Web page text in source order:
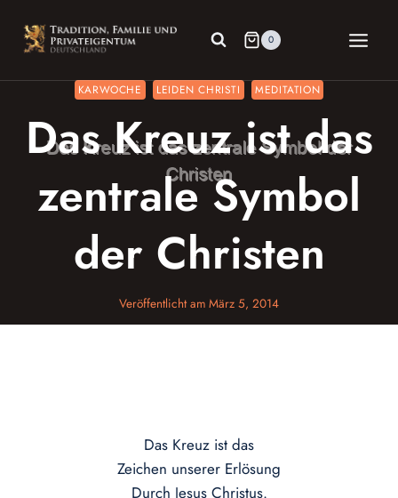
Inhalt
springen
0
KARWOCHE LEIDEN CHRISTI MEDITATION
Das Kreuz ist das
zentrale Symbol
der Christen
Veröffentlicht am März 5, 2014
Das Kreuz ist das
Zeichen unserer Erlösung
Durch Jesus Christus.